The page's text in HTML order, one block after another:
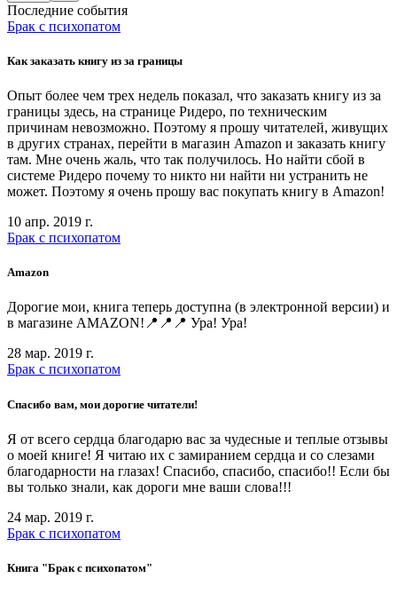
Последние события
Брак с психопатом
Как заказать книгу из за границы
Опыт более чем трех недель показал, что заказать книгу из за
границы здесь, на странице Ридеро, по техническим
причинам невозможно. Поэтому я прошу читателей, живущих
в других странах, перейти в магазин Amazon и заказать книгу
там. Мне очень жаль, что так получилось. Но найти сбой в
системе Ридеро почему то никто ни найти ни устранить не
может. Поэтому я очень прошу вас покупать книгу в Amazon!
10 апр. 2019 г.
Брак с психопатом
Amazon
Дорогие мои, книга теперь доступна (в электронной версии) и
в магазине AMAZON!📍📍📍 Ура! Ура!
28 мар. 2019 г.
Брак с психопатом
Спасибо вам, мои дорогие читатели!
Я от всего сердца благодарю вас за чудесные и теплые отзывы
о моей книге! Я читаю их с замиранием сердца и со слезами
благодарности на глазах! Спасибо, спасибо, спасибо!! Если бы
вы только знали, как дороги мне ваши слова!!!
24 мар. 2019 г.
Брак с психопатом
Книга "Брак с психопатом"